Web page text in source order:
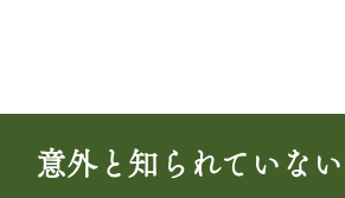
意外と知られていない